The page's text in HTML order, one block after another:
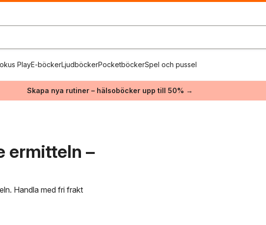
PlayE-böckerLjudböckerPocketböckerSpel och pussel
Skapa nya rutiner – hälsoböcker upp till 50% →
ermitteln –
Handla med fri frakt